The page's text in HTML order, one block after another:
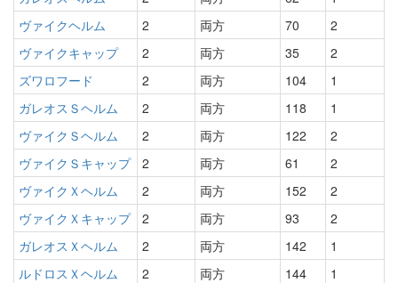
ヴァイクヘルム
2 両方 70
2
ヴァイクキャップ
2 両方 35
2
ズワロフード
2 両方 104
1
ガレオスＳヘルム
2 両方 118
1
ヴァイクＳヘルム
2 両方 122
2
ヴァイクＳキャップ
2 両方 61
2
ヴァイクＸヘルム
2 両方 152
2
ヴァイクＸキャップ
2 両方 93
2
ガレオスＸヘルム
2 両方 142
1
ルドロスＸヘルム
2 両方 144
1